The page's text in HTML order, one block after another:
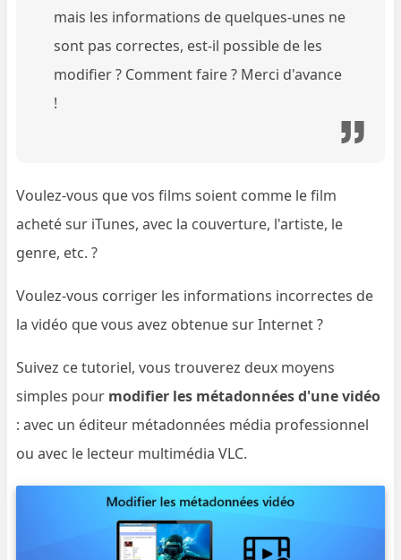
mais les informations de quelques-unes ne
sont pas correctes, est-il possible de les
modifier ? Comment faire ? Merci d'avance
!
Voulez-vous que vos films soient comme le film
acheté sur iTunes, avec la couverture, l'artiste, le
genre, etc. ?
Voulez-vous corriger les informations incorrectes de
la vidéo que vous avez obtenue sur Internet ?
Suivez ce tutoriel, vous trouverez deux moyens
simples pour modifier les métadonnées d'une vidéo
: avec un éditeur métadonnées média professionnel
ou avec le lecteur multimédia VLC.